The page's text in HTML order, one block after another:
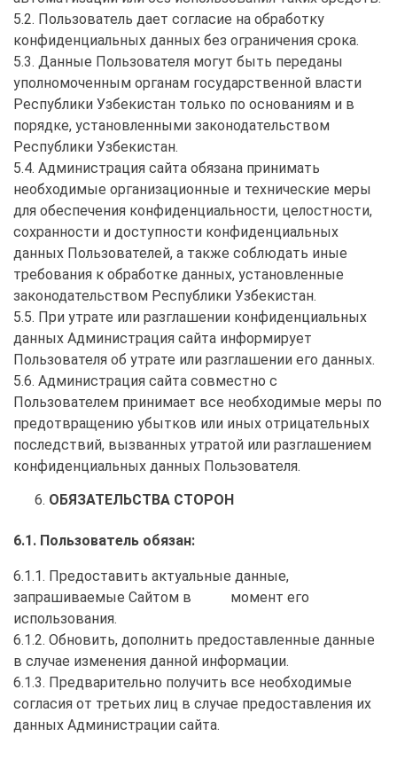
5.2. Пользователь дает согласие на обработку
конфиденциальных данных без ограничения срока.
5.3. Данные Пользователя могут быть переданы
уполномоченным органам государственной власти
Республики Узбекистан только по основаниям и в
порядке, установленными законодательством
Республики Узбекистан.
5.4. Администрация сайта обязана принимать
необходимые организационные и технические меры
для обеспечения конфиденциальности, целостности,
сохранности и доступности конфиденциальных
данных Пользователей, а также соблюдать иные
требования к обработке данных, установленные
законодательством Республики Узбекистан.
5.5. При утрате или разглашении конфиденциальных
данных Администрация сайта информирует
Пользователя об утрате или разглашении его данных.
5.6. Администрация сайта совместно с
Пользователем принимает все необходимые меры по
предотвращению убытков или иных отрицательных
последствий, вызванных утратой или разглашением
конфиденциальных данных Пользователя.
ОБЯЗАТЕЛЬСТВА СТОРОН
6.1. Пользователь обязан:
6.1.1. Предоставить актуальные данные,
запрашиваемые Сайтом в момент его
использования.
6.1.2. Обновить, дополнить предоставленные данные
в случае изменения данной информации.
6.1.3. Предварительно получить все необходимые
согласия от третьих лиц в случае предоставления их
данных Администрации сайта.